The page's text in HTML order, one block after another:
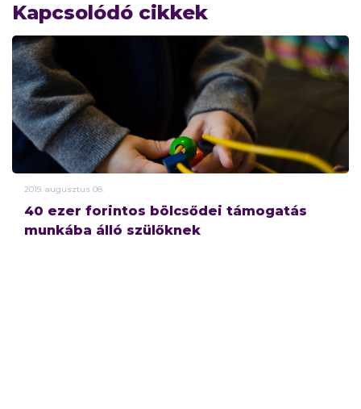
Kapcsolódó cikkek
2019. augusztus 08.
40 ezer forintos bölcsődei támogatás
munkába álló szülőknek